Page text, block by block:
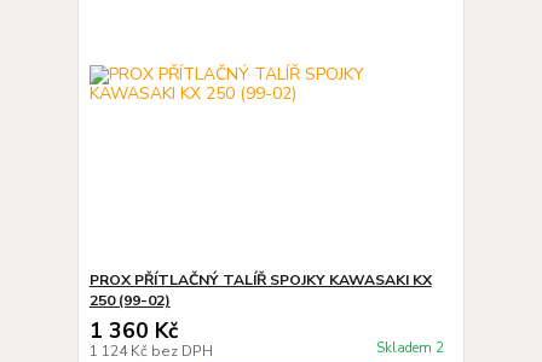
PROX PŘÍTLAČNÝ TALÍŘ SPOJKY KAWASAKI KX
250 (99-02)
1 360 Kč
1 124 Kč bez DPH Skladem 2